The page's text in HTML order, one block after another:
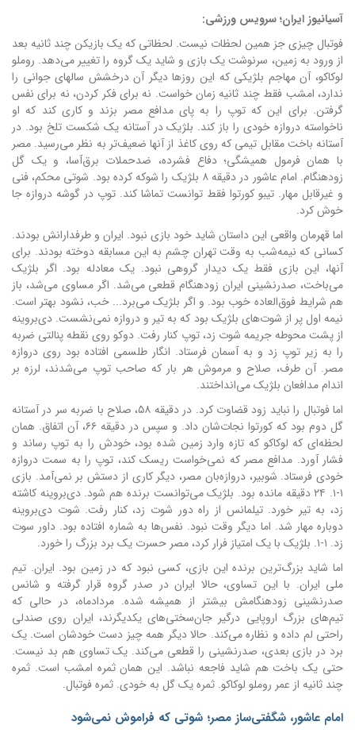
آسیانیوز ایران؛ سرویس ورزشی:
فوتبال چیزی جز همین لحظات نیست. لحظاتی که یک بازیکن چند ثانیه بعد
از ورود به زمین، سرنوشت یک بازی و شاید یک گروه را تغییر می‌دهد. روملو
لوکاکو، آن مهاجم بلژیکی که این روزها دیگر آن درخشش سالهای جوانی را
ندارد، امشب فقط چند ثانیه زمان خواست. نه برای فکر کردن، نه برای نفس
گرفتن. برای این که توپ را به پای مدافع مصر بزند و کاری کند که او
ناخواسته دروازه خودی را باز کند. بلژیک در آستانه یک شکست تلخ بود. در
آستانه باخت مقابل تیمی که روی کاغذ از آنها ضعیف‌تر به نظر می‌رسید. مصر
با همان فرمول همیشگی؛ دفاع فشرده، ضدحملات برق‌آسا، و یک گل
زودهنگام. امام عاشور در دقیقه ۸ بلژیک را شوکه کرده بود. شوتی محکم، فنی
و غیرقابل مهار. تیبو کورتوا فقط توانست تماشا کند. توپ در گوشه دروازه جا
خوش کرد.
اما قهرمان واقعی این داستان شاید خود بازی نبود. ایران و طرفدارانش بودند.
کسانی که نیمه‌شب به وقت تهران چشم به این مسابقه دوخته بودند. برای
آنها، این بازی فقط یک دیدار گروهی نبود. یک معادله بود. اگر بلژیک
می‌باخت، صدرنشینی ایران زودهنگام قطعی می‌شد. اگر مساوی می‌شد، باز
هم شرایط فوق‌العاده خوب بود. و اگر بلژیک می‌برد... خب، نشود بهتر است.
نیمه اول پر از شوت‌های بلژیک بود که به تیر و دروازه نمی‌نشست. دی‌بروینه
از پشت محوطه جریمه شوت زد، توپ کنار رفت. دوکو روی نقطه پنالتی ضربه
را به زیر توپ زد و به آسمان فرستاد. انگار طلسمی افتاده بود روی دروازه
مصر. آن طرف، صلاح و مرموش هر بار که صاحب توپ می‌شدند، لرزه بر
اندام مدافعان بلژیک می‌انداختند.
اما فوتبال را نباید زود قضاوت کرد. در دقیقه ۵۸، صلاح با ضربه سر در آستانه
گل دوم بود که کورتوا نجات‌شان داد. و سپس در دقیقه ۶۶، آن اتفاق. همان
لحظه‌ای که لوکاکو که تازه وارد زمین شده بود، خودش را به توپ رساند و
فشار آورد. مدافع مصر که نمی‌خواست ریسک کند، توپ را به سمت دروازه
خودی فرستاد. شوبیر، دروازه‌بان مصر، دیگر کاری از دستش بر نمی‌آمد. بازی
۱-۱. ۲۴ دقیقه مانده بود. بلژیک می‌توانست برنده هم شود. دی‌بروینه کاشته
زد، به تیر خورد. تیلمانس از راه دور شوت زد، کنار رفت. شوت دی‌بروینه
دوباره مهار شد. اما دیگر وقت نبود. نفس‌ها به شماره افتاده بود. داور سوت
زد. ۱-۱. بلژیک با یک امتیاز فرار کرد، مصر حسرت یک برد بزرگ را خورد.
اما شاید بزرگ‌ترین برنده این بازی، کسی نبود که در زمین بود. ایران. تیم
ملی ایران. با این تساوی، حالا ایران در صدر گروه قرار گرفته و شانس
صدرنشینی زودهنگامش بیشتر از همیشه شده. مردادماه، در حالی که
تیم‌های بزرگ اروپایی درگیر جان‌سختی‌های یکدیگرند، ایران روی صندلی
راحتی لم داده و نظاره می‌کند. حالا دیگر همه چیز دست خودشان است. یک
برد در بازی بعدی، صدرنشینی را قطعی می‌کند. یک تساوی هم بد نیست.
حتی یک باخت هم شاید فاجعه نباشد. این همان ثمره امشب است. ثمره
چند ثانیه از عمر روملو لوکاکو. ثمره یک گل به خودی. ثمره فوتبال.
امام عاشور، شگفتی‌ساز مصر؛ شوتی که فراموش نمی‌شود